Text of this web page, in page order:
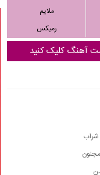
ملایم
رمیکس
آهنگ کلیک کنید